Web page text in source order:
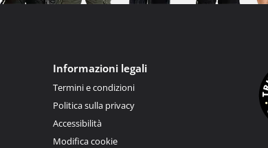
Informazioni legali
Termini e condizioni
Politica sulla privacy
Accessibilità
Modifica cookie